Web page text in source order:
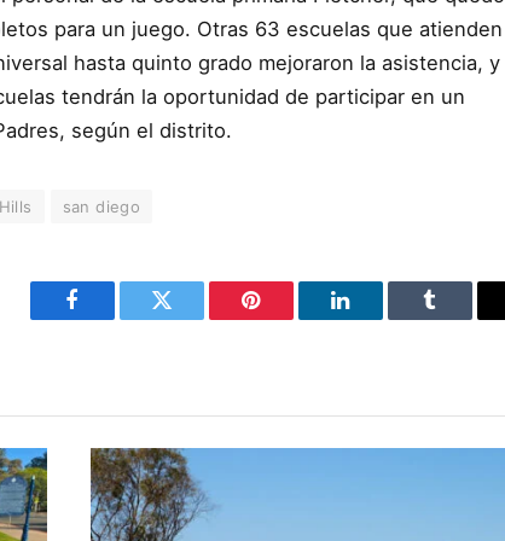
para un juego. Otras 63 escuelas que atienden
hasta quinto grado mejoraron la asistencia, y
tendrán la oportunidad de participar en un
según el distrito.
san diego
Facebook Twitter Pinterest LinkedIn Tumblr